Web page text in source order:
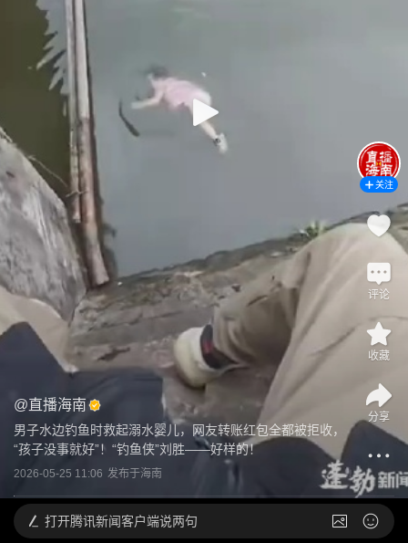
@直播海南
男子水边钓鱼时救起溺水婴儿，网友转账红包全都被拒收，
“孩子没事就好”！“钓鱼侠”刘胜——好样的！
2026-05-25 11:06 发布于海南
关注
评论
收藏
分享
打开腾讯新闻客户端说两句